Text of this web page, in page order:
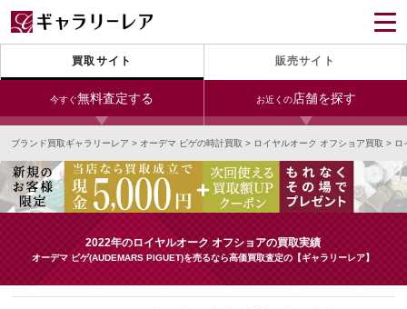
買取サイト 販売サイト
今すぐ無料査定する お近くの店舗を探す
今すぐLINE査定
24時間受付（対応時間10:00～19:00）
宅配買取を申し込む
無料の宅配キットをお届けします
今すぐ電話査定
受付時間 10:00～19:00
銀座本店 青山表参道店 新宿東口店
小田急新宿店
心斎橋本店 東心斎橋店 梅田店
なんば店 神戸元町(三宮)店 LAB大阪
ブランド買取ギャラリーレア > オーデマ ピゲの時計買取 > ロイヤルオーク オフショア買取 > ロ
2022年のロイヤルオーク オフショアの買取実績
オーデマ ピゲ(AUDEMARS PIGUET)を売るなら高価買取査定の【ギャラリーレア】